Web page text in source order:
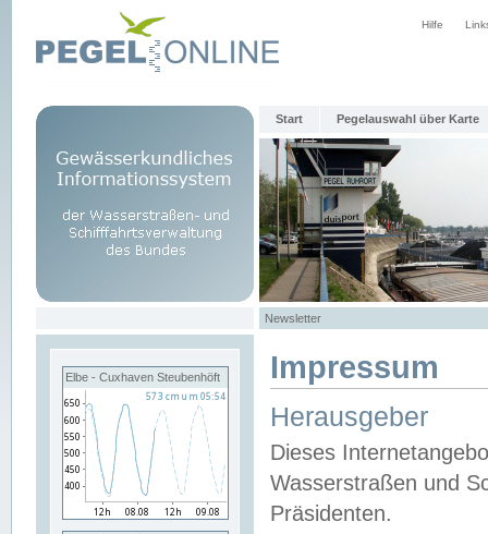
Hilfe
Start Pegelauswahl über Karte
Newsletter
Elbe - Cuxhaven Steubenhöft Impressum
Herausgeber
Dieses
Wasserstraßen und
Präsidenten.